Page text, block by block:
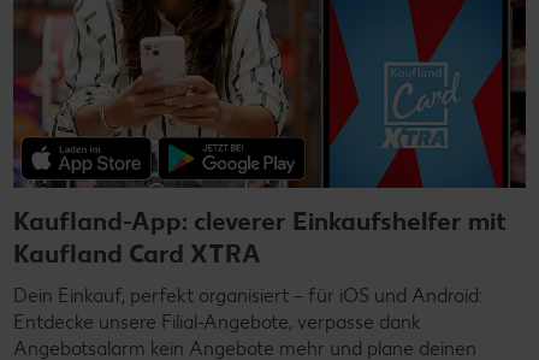
Kaufland-App: cleverer Einkaufshelfer mit
Kaufland Card XTRA
Dein Einkauf, perfekt organisiert – für iOS und Android:
Entdecke unsere Filial-Angebote, verpasse dank
Angebotsalarm kein Angebote mehr und plane deinen